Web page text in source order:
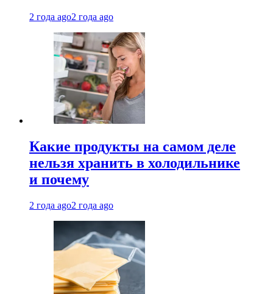
2 года ago2 года ago
Какие продукты на самом деле
нельзя хранить в холодильнике
и почему
2 года ago2 года ago